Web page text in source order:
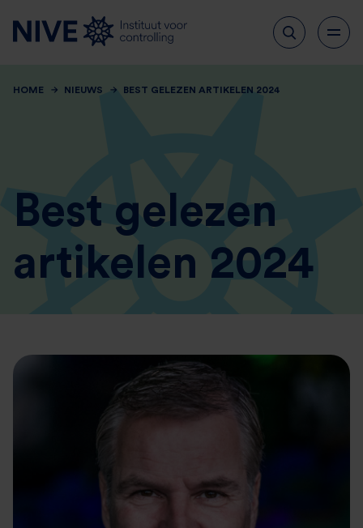
HOME NIEUWS BEST GELEZEN ARTIKELEN 2024
Best gelezen
artikelen 2024